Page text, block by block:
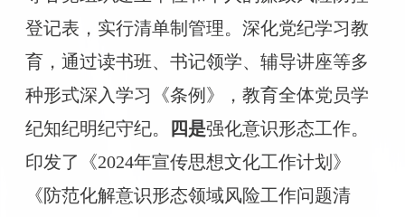
登记表， 实行清单制管理。 深化党纪学习教
育，通过读书班、书记领学、辅导讲座等多
种形式深入学习《条例》，教育全体党员学
纪知纪明纪守纪。 四是强化意识形态工作。
印发了《2024年宣传思想文化工作计划》
《防范化解意识形态领域风险工作问题清